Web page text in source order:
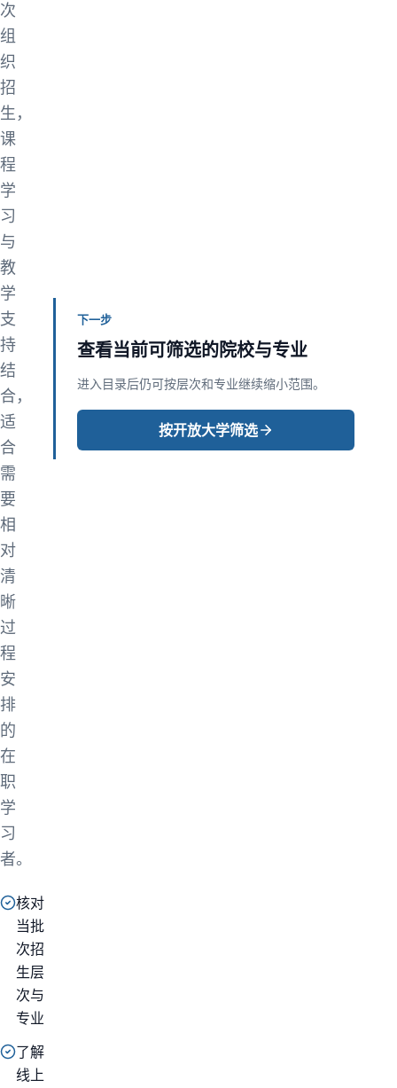
次
组
织
招
生，
课
程
学
习
与
教
学
支
持
结
合，
适
合
需
要
相
对
清
晰
过
程
安
排
的
在
职
学
习
者。
核对
当批
次招
生层
次与
专业
了解
线上
下一步
查看当前可筛选的院校与专业
进入目录后仍可按层次和专业继续缩小范围。
按开放大学筛选